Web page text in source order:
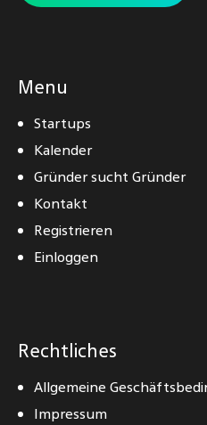
Menu
Startups
Kalender
Gründer sucht Gründer
Kontakt
Registrieren
Einloggen
Rechtliches
Allgemeine
Impressum